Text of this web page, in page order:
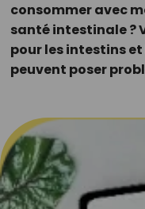
consommer avec
santé intestinale ?
pour les intestins
peuvent poser